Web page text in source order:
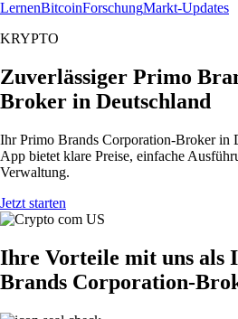
LernenBitcoinForschungMarkt-Updates
KRYPTO
Zuverlässiger Primo
Broker in Deutschland
Ihr Primo Brands Corporation-Broker in
App bietet klare Preise, einfache
Verwaltung.
Jetzt starten
Ihre Vorteile mit uns als
Brands Corporation-